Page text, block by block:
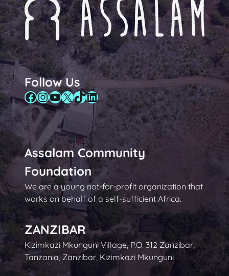
Daha Fazla Bilgi
Follow Us
Facebook
Instagram
YouTube
X TikTok
LinkedIn
Assalam Community
Foundation
We are a young not-for-profit organization that
works on behalf of a self-sufficient Africa.
ZANZIBAR
Kizimkazi Mkunguni Village, P.O. 312 Zanzibar,
Tanzania, Zanzibar, Kizimkazi Mkunguni